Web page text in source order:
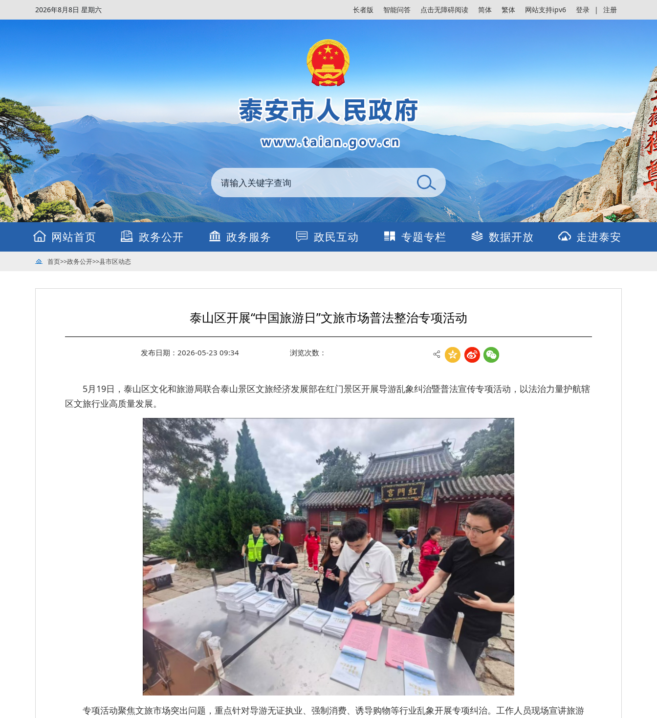
2026年8月8日 星期六 登录 | 注册
长者版 智能问答 点击无障碍阅读 简体 繁体 网站支持ipv6
网站首页 政务公开 政务服务 政民互动 专题专栏 数据开放 走进泰安
首页>>政务公开>>县市区动态
泰山区开展“中国旅游日”文旅市场普法整治专项活动
发布日期：2026-05-23 09:34 浏览次数：
5月19日，泰山区文化和旅游局联合泰山景区文旅经济发展部在红门景区开展导游乱象纠治暨普法宣传专项活动，以法治力量护航辖
区文旅行业高质量发展。
专项活动聚焦文旅市场突出问题，重点针对导游无证执业、强制消费、诱导购物等行业乱象开展专项纠治。工作人员现场宣讲旅游